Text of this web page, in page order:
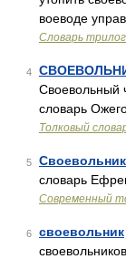
воеводе
Словарь
4
Своевольный
словарь
Толковый
5 Своевольник
словарь
Современный
6 своевольник